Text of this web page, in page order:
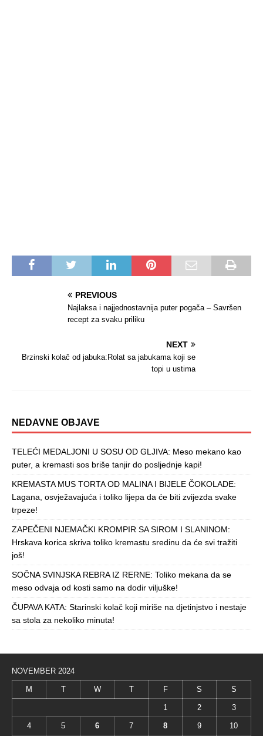
PREVIOUS
Najlaksa i najjednostavnija puter pogača – Savršen
recept za svaku priliku
NEXT
Brzinski kolač od jabuka:Rolat sa jabukama koji se
topi u ustima
NEDAVNE OBJAVE
TELEĆI MEDALJONI U SOSU OD GLJIVA: Meso mekano kao
puter, a kremasti sos briše tanjir do posljednje kapi!
KREMASTA MUS TORTA OD MALINA I BIJELE ČOKOLADE:
Lagana, osvježavajuća i toliko lijepa da će biti zvijezda svake
trpeze!
ZAPEČENI NJEMAČKI KROMPIR SA SIROM I SLANINOM:
Hrskava korica skriva toliko kremastu sredinu da će svi tražiti
još!
SOČNA SVINJSKA REBRA IZ RERNE: Toliko mekana da se
meso odvaja od kosti samo na dodir viljuške!
ČUPAVA KATA: Starinski kolač koji miriše na djetinjstvo i nestaje
sa stola za nekoliko minuta!
NOVEMBER 2024
M T W T F S S
1 2 3
4 5 6 7 8 9 10